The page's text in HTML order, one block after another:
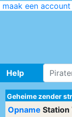
maak een account
Help
Geheime zender
Opname Station